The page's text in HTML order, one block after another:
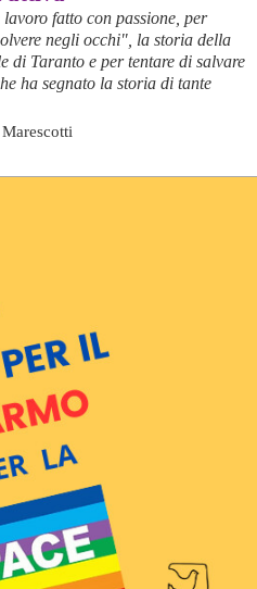
fatto con passione, per
negli occhi", la storia della
di Taranto e per tentare di salvare
ha segnato la storia di tante